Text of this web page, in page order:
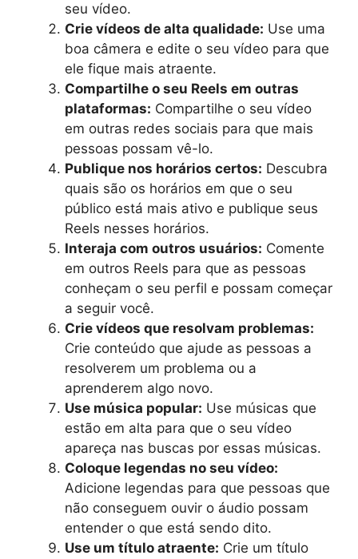
seu vídeo.
Crie vídeos de alta qualidade: Use uma
boa câmera e edite o seu vídeo para que
ele fique mais atraente.
Compartilhe o seu Reels em outras
plataformas: Compartilhe o seu vídeo
em outras redes sociais para que mais
pessoas possam vê-lo.
Publique nos horários certos: Descubra
quais são os horários em que o seu
público está mais ativo e publique seus
Reels nesses horários.
Interaja com outros usuários: Comente
em outros Reels para que as pessoas
conheçam o seu perfil e possam começar
a seguir você.
Crie vídeos que resolvam problemas:
Crie conteúdo que ajude as pessoas a
resolverem um problema ou a
aprenderem algo novo.
Use música popular: Use músicas que
estão em alta para que o seu vídeo
apareça nas buscas por essas músicas.
Coloque legendas no seu vídeo:
Adicione legendas para que pessoas que
não conseguem ouvir o áudio possam
entender o que está sendo dito.
Use um título atraente: Crie um título